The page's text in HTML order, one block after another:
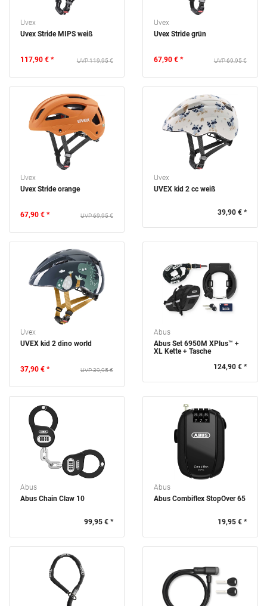
Uvex
Uvex Stride MIPS weiß
119,95 €
117,90 € *
Uvex
Uvex Stride grün
69,95 €
67,90 € *
Uvex
Uvex Stride orange
69,95 €
67,90 € *
Uvex
UVEX kid 2 cc weiß
39,90 € *
Uvex
UVEX kid 2 dino world
39,95 €
37,90 € *
Abus
Abus Set 6950M XPlus™ +
XL Kette + Tasche
124,90 € *
Abus
Abus Chain Claw 10
99,95 € *
Abus
Abus Combiflex StopOver 65
19,95 € *